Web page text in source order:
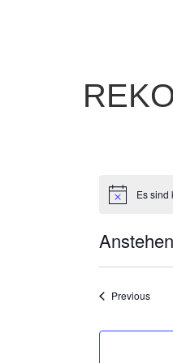
Es sind
date.
Previous